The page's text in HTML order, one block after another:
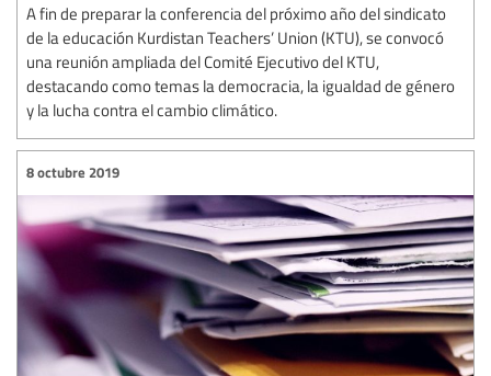
A fin de preparar la conferencia del próximo año del sindicato
de la educación Kurdistan Teachers’ Union (KTU), se convocó
una reunión ampliada del Comité Ejecutivo del KTU,
destacando como temas la democracia, la igualdad de género
y la lucha contra el cambio climático.
8 octubre 2019